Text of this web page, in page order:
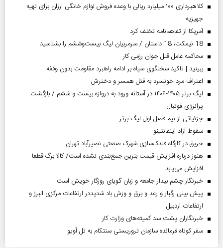
کلاهبرداری ۱۰۰ میلیارد ریالی با وعده فروش لوازم خانگی ارزان برای تهیه
جهیزیه
آمریکا از تفاهم‌نامه تخلف کرد
18 نیمکت، 18 داستان / سرمربیان لیگ بیست‌وششم را بشناسید
محاکمه عامل قتل جوان رزمی کار
ببینید | تاکید سخنگوی سپاه بر ادامه راهبرد مقاومت بدون وقفه
اعتراف مرد خونسرد به قتل همسر و دخترش
لیگ برتر ۱۴۰۵-۱۴۰۶ در آستانه ورود به دروازه بیست و ششم / بازگشت
پرانرژی فوتبال
جزئیاتی از نیم فصل اول لیگ برتر
سقوط آزاد اینفانتینو
حریق در کارگاه فندک‌سازی شهرک صنعتی نصیرآباد تهران
هنوز درباره افزایش قیمت بنزین جمع‌بندی نشده است/ کالا برگ قطعا
افزایش می‌یابد
خبرنگار چشم بیدار جامعه و زبان گویای روزگار خویش است
پیش بینی رگبار و رعد و برق و وزش باد شدیددر ارتفاعات مرکزی البرز و
ارتفاعات اردبیل
خبرنگاران پشت سد کمیته‌های وزارت کار
سفر کوتاه فرمانده سازمان تروریستی سنتکام به تل آویو